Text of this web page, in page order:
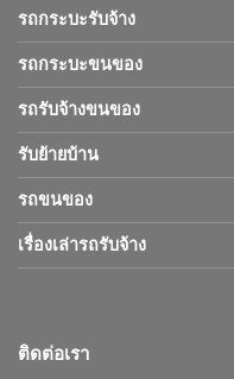
รถกระบะรับจ้าง
รถกระบะขนของ
รถรับจ้างขนของ
รับย้ายบ้าน
รถขนของ
เรื่องเล่ารถรับจ้าง
ติดต่อเรา